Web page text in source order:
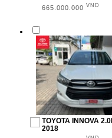
2016 (2)
2019 (8)
2020 (6)
2021 (3)
2022 (2)
665.000.000 VND
TOYOTA INNOVA
2018